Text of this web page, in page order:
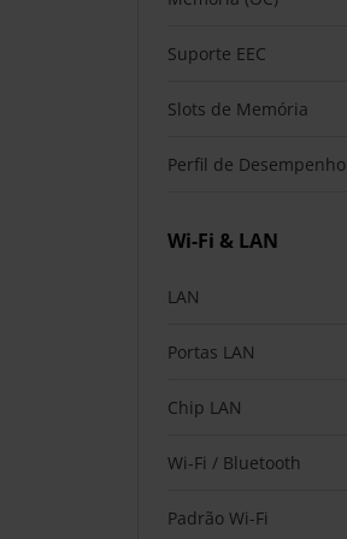
Suporte EEC
Slots de Memória
Perfil de Desempenho
Wi-Fi & LAN
LAN
Portas LAN
Chip LAN
Wi-Fi / Bluetooth
Padrão Wi-Fi